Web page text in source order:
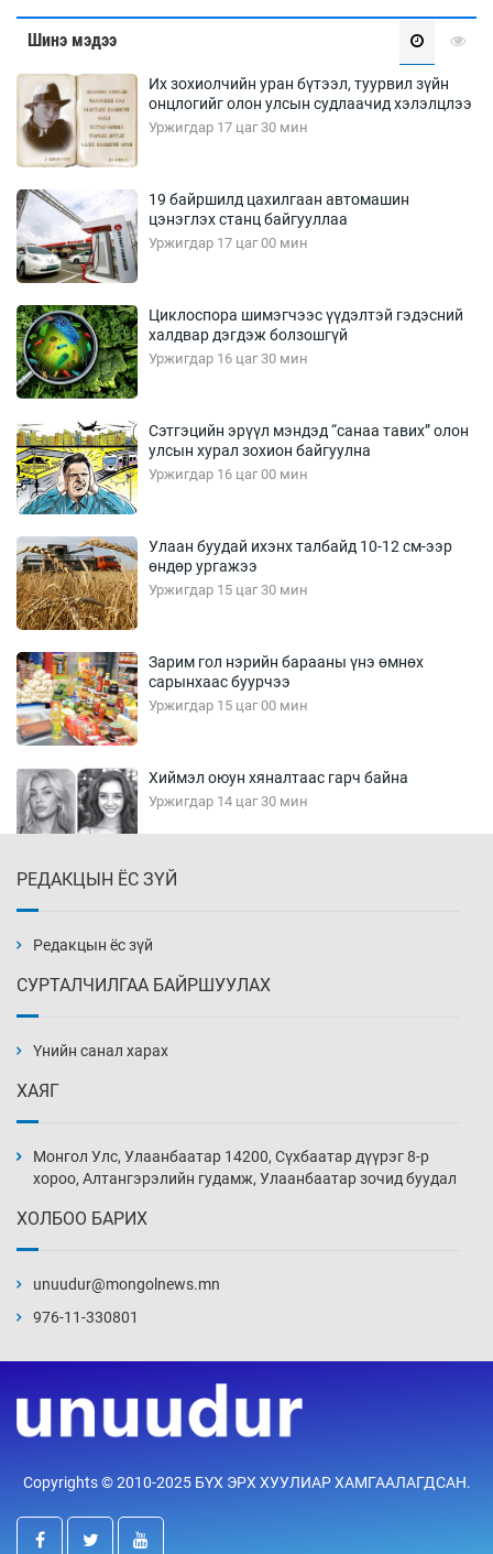
Шинэ мэдээ
Их зохиолчийн уран бүтээл, туурвил зүйн
онцлогийг олон улсын судлаачид хэлэлцлээ
Уржигдар 17 цаг 30 мин
19 байршилд цахилгаан автомашин
цэнэглэх станц байгууллаа
Уржигдар 17 цаг 00 мин
Циклоспора шимэгчээс үүдэлтэй гэдэсний
халдвар дэгдэж болзошгүй
Уржигдар 16 цаг 30 мин
Сэтгэцийн эрүүл мэндэд “санаа тавих” олон
улсын хурал зохион байгуулна
Уржигдар 16 цаг 00 мин
Улаан буудай ихэнх талбайд 10-12 см-ээр
өндөр ургажээ
Уржигдар 15 цаг 30 мин
Зарим гол нэрийн барааны үнэ өмнөх
сарынхаас буурчээ
Уржигдар 15 цаг 00 мин
Хиймэл оюун хяналтаас гарч байна
Уржигдар 14 цаг 30 мин
Уржигдар 14 цаг 00 мин
нэмэгджээ
Уржигдар 13 цаг 30 мин
Уржигдар 13 цаг 00 мин
Уржигдар 12 цаг 30 мин
үйлчилж буй гэв
Уржигдар 12 цаг 00 мин
РЕДАКЦЫН ЁС ЗҮЙ
Редакцын ёс зүй
СУРТАЛЧИЛГАА БАЙРШУУЛАХ
Үнийн санал харах
ХАЯГ
Монгол Улс, Улаанбаатар 14200, Сүхбаатар дүүрэг 8-р
хороо, Алтангэрэлийн гудамж, Улаанбаатар зочид буудал
ХОЛБОО БАРИХ
unuudur@mongolnews.mn
976-11-330801
Copyrights © 2010-2025 БҮХ ЭРХ ХУУЛИАР ХАМГААЛАГДСАН.